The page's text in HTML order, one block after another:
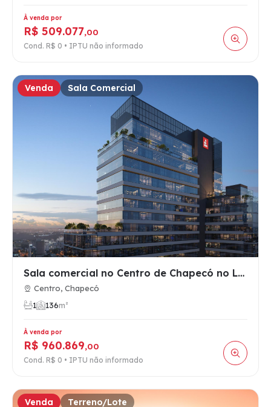
À venda por
R$ 509.077,00
Cond. R$ 0 • IPTU não informado
Venda Sala Comercial
Sala comercial no Centro de Chapecó no Legacy Corporate
Centro, Chapecó
1
136m²
À venda por
R$ 960.869,00
Cond. R$ 0 • IPTU não informado
Venda Terreno/Lote